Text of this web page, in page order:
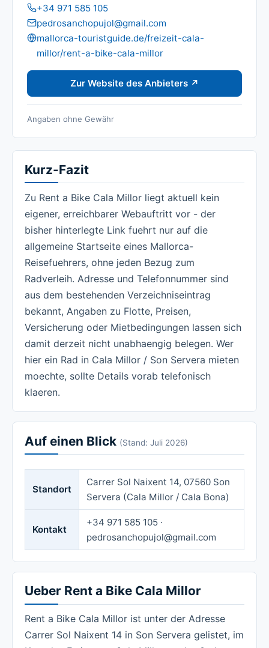
Kurz-Fazit
Zu Rent a Bike Cala Millor liegt aktuell kein
eigener, erreichbarer Webauftritt vor - der
bisher hinterlegte Link fuehrt nur auf die
allgemeine Startseite eines Mallorca-
Reisefuehrers, ohne jeden Bezug zum
Radverleih. Adresse und Telefonnummer sind
aus dem bestehenden Verzeichniseintrag
bekannt, Angaben zu Flotte, Preisen,
Versicherung oder Mietbedingungen lassen sich
damit derzeit nicht unabhaengig belegen. Wer
hier ein Rad in Cala Millor / Son Servera mieten
moechte, sollte Details vorab telefonisch
klaeren.
Auf einen Blick (Stand: Juli 2026)
Standort
Carrer Sol Naixent 14, 07560 Son
Servera (Cala Millor / Cala Bona)
Kontakt
+34 971 585 105 ·
pedrosanchopujol@gmail.com
Ueber Rent a Bike Cala Millor
Rent a Bike Cala Millor ist unter der Adresse
Carrer Sol Naixent 14 in Son Servera gelistet, im
Telefon:
+34 971 585 105
E-Mail:
pedrosanchopujol@gmail.com
Website:
mallorca-touristguide.de/freizeit-cala-
millor/rent-a-bike-cala-millor
Zur Website des Anbieters ↗
Angaben ohne Gewähr